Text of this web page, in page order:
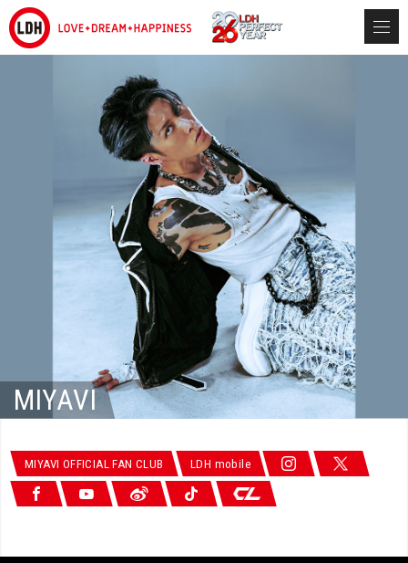
MIYAVI
MIYAVI OFFICIAL FAN CLUB LDH mobile